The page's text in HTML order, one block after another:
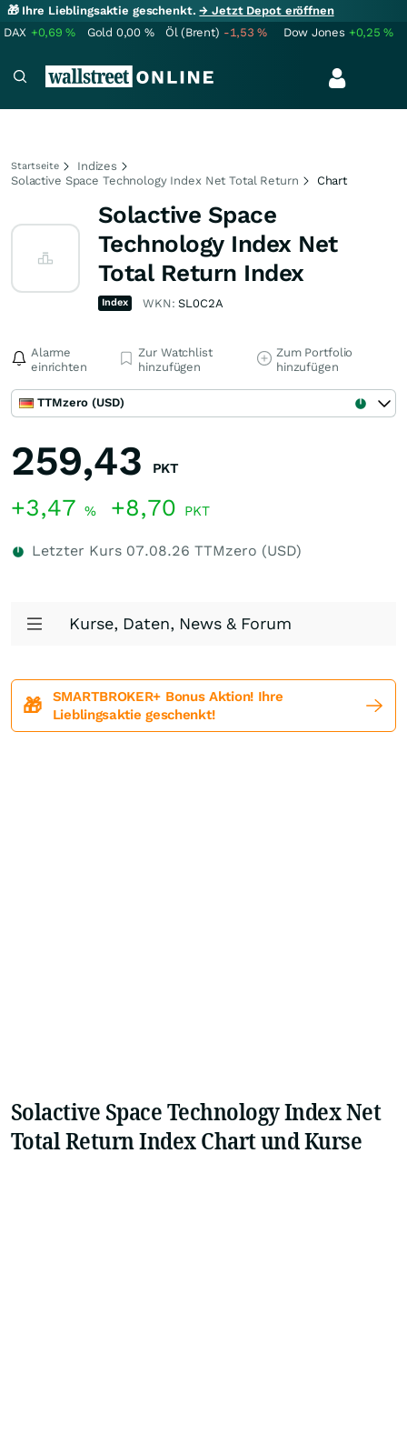
🎁 Ihre Lieblingsaktie geschenkt.→ Jetzt Depot eröffnen
DAX +0,69% Gold 0,00 % Öl (Brent) -1,53% Dow Jones +0,25%
Startseite
Indizes
Solactive Space Technology Index Net Total Return
Chart
Solactive Space
Technology Index Net
Total Return Index
Index WKN:SL0C2A
Alarme
einrichten
Zur Watchlist
hinzufügen
Zum Portfolio
hinzufügen
TTMzero (USD)
259,43 PKT
+3,47 % +8,70 PKT
Letzter Kurs 07.08.26 TTMzero (USD)
Kurse, Daten, News & Forum
🎁
SMARTBROKER+ Bonus Aktion! Ihre
Lieblingsaktie geschenkt!
Solactive Space Technology Index Net
Total Return Index Chart und Kurse